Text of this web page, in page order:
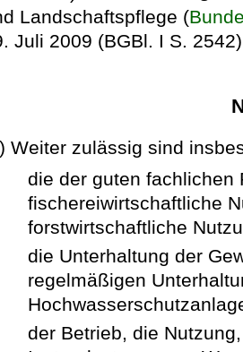
Landschaftspflege (
Juli 2009 (BGBl. I S.
Weiter zulässig sind
die der guten fachlichen
fischereiwirtschaftliche
forstwirtschaftliche
die Unterhaltung der
regelmäßigen
der Betrieb, die